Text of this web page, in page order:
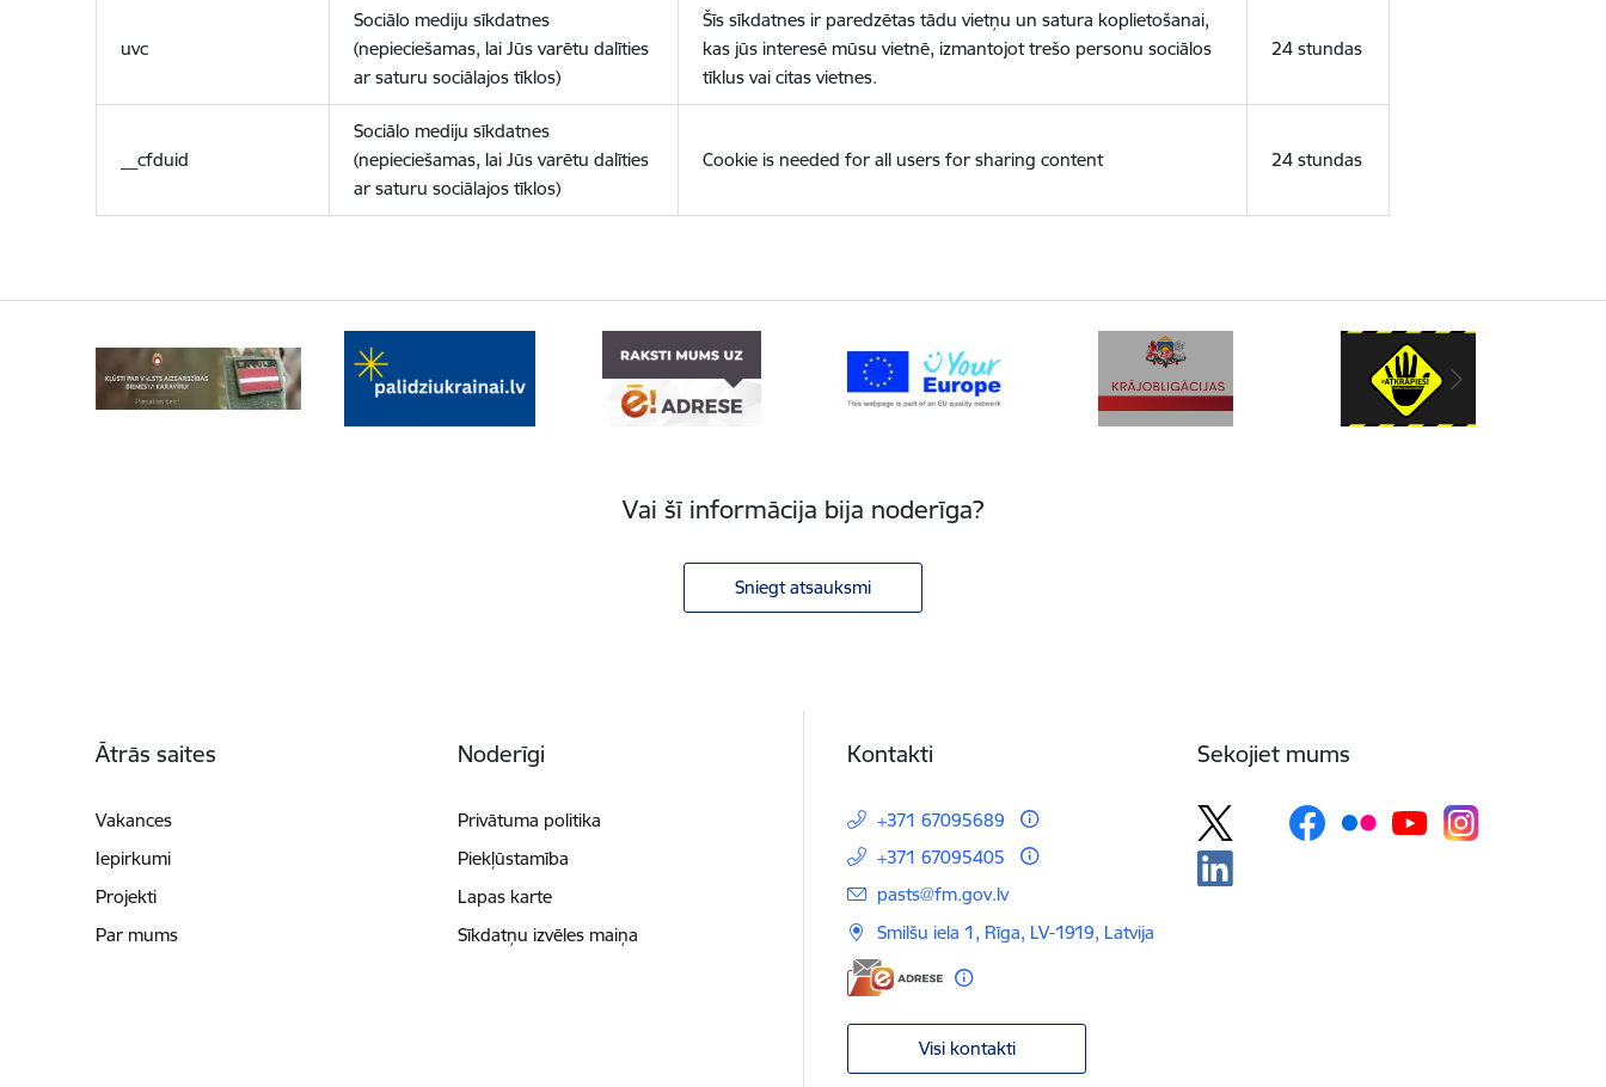
uvc
Sociālo mediju sīkdatnes
(nepieciešamas, lai Jūs varētu dalīties
ar saturu sociālajos tīklos)
Šīs sīkdatnes ir paredzētas tādu vietņu un satura koplietošanai,
kas jūs interesē mūsu vietnē, izmantojot trešo personu sociālos
tīklus vai citas vietnes.
24 stundas
__cfduid
Sociālo mediju sīkdatnes
(nepieciešamas, lai Jūs varētu dalīties
ar saturu sociālajos tīklos)
Cookie is needed for all users for sharing content 24 stundas
Vai šī informācija bija noderīga?
Sniegt atsauksmi
Ātrās saites
Vakances
Iepirkumi
Projekti
Par mums
Noderīgi
Privātuma politika
Piekļūstamība
Lapas karte
Sīkdatņu izvēles maiņa
Kontakti
+371 67095689
+371 67095405
E-pasts:
pasts@fm.gov.lv
Smilšu iela 1, Rīga, LV-1919, Latvija
Visi kontakti
Sekojiet mums